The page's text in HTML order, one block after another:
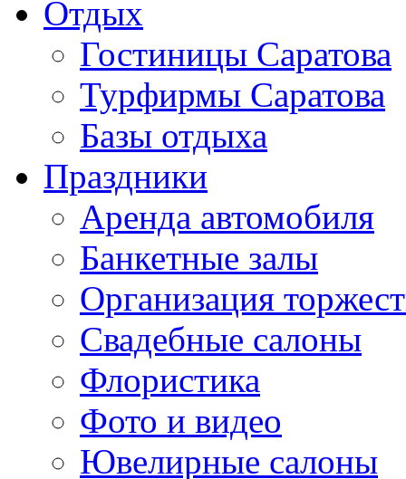
Отдых
Гостиницы Саратова
Турфирмы Саратова
Базы отдыха
Праздники
Аренда автомобиля
Банкетные залы
Организация
Свадебные салоны
Флористика
Фото и видео
Ювелирные салоны